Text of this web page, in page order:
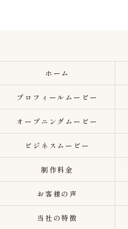
ホーム
プロフィールムービー
オープニングムービー
ビジネスムービー
制作料金
お客様の声
当社の特徴